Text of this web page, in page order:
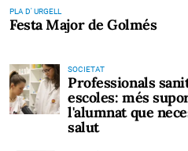
PLA D' URGELL
Festa Major de Golmés
SOCIETAT
Professionals
escoles: més
l'alumnat que
salut